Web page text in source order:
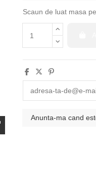
Scaun de luat masa